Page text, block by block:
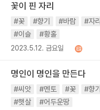
꽃이 핀 자리
#꽃 #향기 #바람 #자리
#이슬
#황홀
2023.5.12. 금요일
명인이 명인을 만든다
#씨앗 #멘토 #꽃 #향기
#햇살
#어두운땅